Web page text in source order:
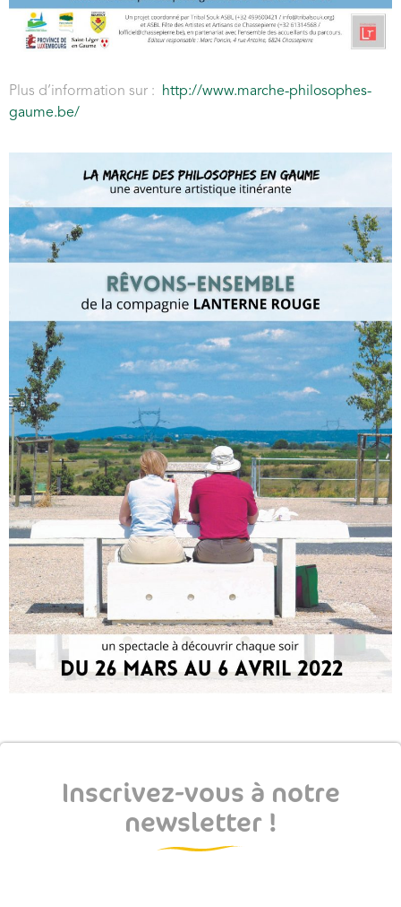
Plus d’information sur :
http://www.marche-philosophes-
gaume.be/
Inscrivez-vous à notre
newsletter !